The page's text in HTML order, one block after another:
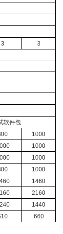
3
3
软件包
1000
1000
1000
1000
1460
2160
1440
660